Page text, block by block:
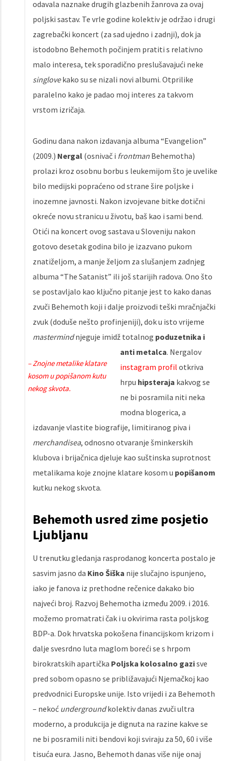
odavala naznake drugih glazbenih žanrova za ovaj
poljski sastav. Te vrle godine kolektiv je održao i drugi
zagrebački koncert (za sad ujedno i zadnji), dok ja
istodobno Behemoth počinjem pratiti s relativno
malo interesa, tek sporadično preslušavajući neke
singlovekako su se nizali novi albumi. Otprilike
paralelno kako je padao moj interes za takvom
vrstom izričaja.
Godinu dana nakon izdavanja albuma “Evangelion”
(2009.) Nergal (osnivač i frontman Behemotha)
prolazi kroz osobnu borbu s leukemijom što je uvelike
bilo medijski popraćeno od strane šire poljske i
inozemne javnosti. Nakon izvojevane bitke dotični
okreće novu stranicu u životu, baš kao i sami bend.
Otići na koncert ovog sastava u Sloveniju nakon
gotovo desetak godina bilo je izazvano pukom
znatiželjom, a manje željom za slušanjem zadnjeg
albuma “The Satanist” ili još starijih radova. Ono što
se postavljalo kao ključno pitanje jest to kako danas
zvuči Behemoth koji i dalje proizvodi teški mračnjački
zvuk (doduše nešto profinjeniji), dok u isto vrijeme
mastermindnjeguje imidž totalnog poduzetnika i
anti metalca.
– Znojne metalike klatare
kosom u popišanom kutu
nekog skvota.
Nergalov
instagram profil otkriva
hrpu hipsteraja kakvog se
ne bi posramila niti neka
modna blogerica, a
izdavanje vlastite biografije, limitiranog piva i
merchandisea, odnosno otvaranje šminkerskih
klubova i brijačnica djeluje kao suštinska suprotnost
metalikama koje znojne klatare kosom u popišanom
kutku nekog skvota.
Behemoth usred zime posjetio
Ljubljanu
U trenutku gledanja rasprodanog koncerta postalo je
sasvim jasno da Kino Šiška nije slučajno ispunjeno,
iako je fanova iz prethodne rečenice dakako bio
najveći broj. Razvoj Behemotha između 2009. i 2016.
možemo promatrati čak i u okvirima rasta poljskog
BDP-a. Dok hrvatska pokošena financijskom krizom i
dalje svesrdno luta maglom boreći se s hrpom
birokratskih apartička Poljska kolosalno gazisve
pred sobom opasno se približavajući Njemačkoj kao
predvodnici Europske unije. Isto vrijedi i za Behemoth
– nekoć undergroundkolektiv danas zvuči ultra
moderno, a produkcija je dignuta na razine kakve se
ne bi posramili niti bendovi koji sviraju za 50, 60 i više
tisuća eura. Jasno, Behemoth danas više nije onaj